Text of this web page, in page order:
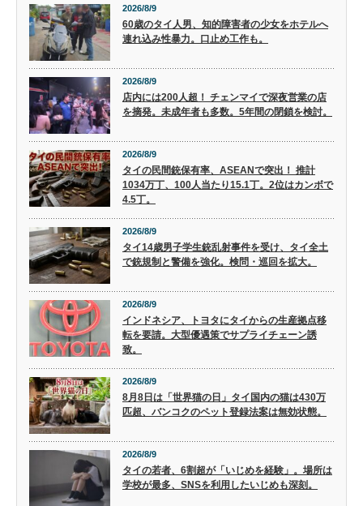
2026/8/9
60歳のタイ人男、知的障害者の少女をホテルへ
連れ込み性暴力。口止め工作も。
2026/8/9
店内には200人超！ チェンマイで深夜営業の店
を摘発。未成年者も多数。5年間の閉鎖を検討。
2026/8/9
タイの民間銃保有率、ASEANで突出！ 推計
1034万丁、100人当たり15.1丁。2位はカンボで
4.5丁。
2026/8/9
タイ14歳男子学生銃乱射事件を受け、タイ全土
で銃規制と警備を強化。検問・巡回を拡大。
2026/8/9
インドネシア、トヨタにタイからの生産拠点移
転を要請。大型優遇策でサプライチェーン誘
致。
2026/8/9
8月8日は「世界猫の日」タイ国内の猫は430万
匹超、バンコクのペット登録法案は無効状態。
2026/8/9
タイの若者、6割超が「いじめを経験」。場所は
学校が最多、SNSを利用したいじめも深刻。